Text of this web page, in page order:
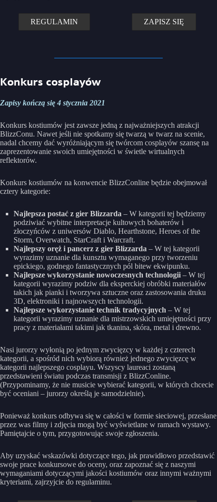
REGULAMIN ZAPISZ SIĘ
Konkurs cosplayów
Zapisy kończą się 4 stycznia 2021
Konkurs kostiumów jest zawsze jedną z najważniejszych atrakcji
BlizzConu. Nawet jeśli nie spotkamy się twarzą w twarz na scenie,
nadal chcemy dać wyróżniającym się twórcom cosplayów szansę na
zaprezentowanie swoich umiejętności w świetle wirtualnych
reflektorów.
Konkurs kostiumów na konwencie BlizzConline będzie obejmował
cztery kategorie:
Najlepsza postać z gier Blizzarda – W kategorii tej będziemy
podziwiać wybitne interpretacje kultowych bohaterów i
złoczyńców z uniwersów Diablo, Hearthstone, Heroes of the
Storm, Overwatch, StarCraft i Warcraft.
Najlepszy oręż i pancerz z gier Blizzarda – W tej kategorii
wyrazimy uznanie dla kunsztu wymaganego przy tworzeniu
epickiego, godnego fantastycznych pól bitew ekwipunku.
Najlepsze wykorzystanie nowoczesnych technologii – W tej
kategorii wyrazimy podziw dla eksperckiej obróbki materiałów
takich jak pianki i tworzywa sztuczne oraz zastosowania druku
3D, elektroniki i najnowszych technologii.
Najlepsze wykorzystanie technik tradycyjnych – W tej
kategorii wyrazimy uznanie dla mistrzowskich umiejętności przy
pracy z materiałami takimi jak tkanina, skóra, metal i drewno.
Nasi jurorzy wyłonią po jednym zwycięzcy w każdej z czterech
kategorii, a spośród nich wybiorą również jednego zwycięzcę w
kategorii najlepszego cosplayu. Wszyscy laureaci zostaną
przedstawieni światu podczas transmisji z BlizzConline.
(Przypominamy, że nie musicie wybierać kategorii, w których chcecie
być oceniani – jurorzy określą je samodzielnie).
Ponieważ konkurs odbywa się w całości w formie sieciowej, przesłane
przez was filmy i zdjęcia mogą być wyświetlane w ramach wystawy.
Pamiętajcie o tym, przygotowując swoje zgłoszenia.
Aby uzyskać wskazówki dotyczące tego, jak prawidłowo przedstawić
swoje prace konkursowe do oceny, oraz zapoznać się z naszymi
wymaganiami dotyczącymi jakości kostiumów oraz innymi ważnymi
kryteriami, zajrzyjcie do regulaminu.